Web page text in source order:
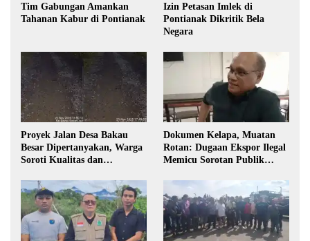
Tim Gabungan Amankan
Tahanan Kabur di Pontianak
Izin Petasan Imlek di
Pontianak Dikritik Bela
Negara
Proyek Jalan Desa Bakau
Besar Dipertanyakan, Warga
Soroti Kualitas dan
Pembangunan
Dokumen Kelapa, Muatan
Rotan: Dugaan Ekspor Ilegal
Memicu Sorotan Publik